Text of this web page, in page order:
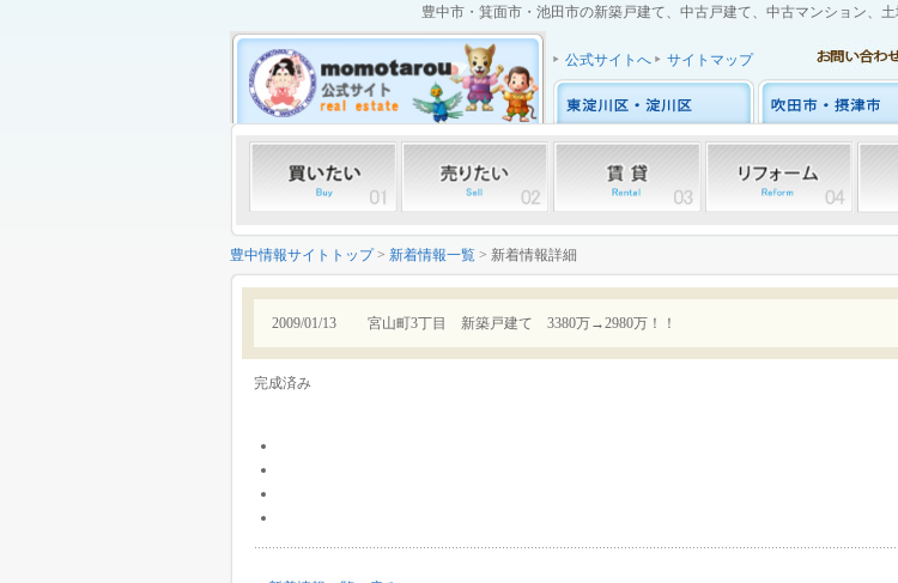
豊中市・箕面市・池田市の新築戸建て、中古戸建て、中古マンション、土
公式サイトへ サイトマップ
豊中情報サイトトップ> 新着情報一覧 > 新着情報詳細
2009/01/13 宮山町3丁目 新築戸建て 3380万→2980万！！
完成済み